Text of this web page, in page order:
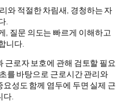
와 적절한 차림새, 경청하는 자
.
, 질문 의도는 빠르게 이해하고
니다.
근로자 보호에 관해 검토할 필요
를 바탕으로 근로시간 관리와
성도 함께 염두에 두면 실제 근
다.